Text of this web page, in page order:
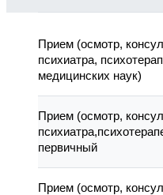
Прием (осмотр,
психиатра,
медицинских наук)
Прием (осмотр,
первичный
Прием (осмотр,